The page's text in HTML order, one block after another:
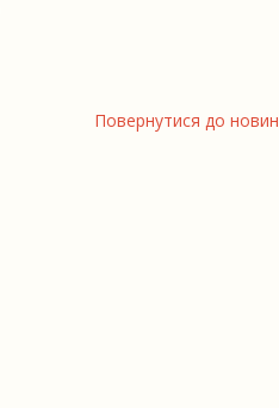
Повернутися до новин